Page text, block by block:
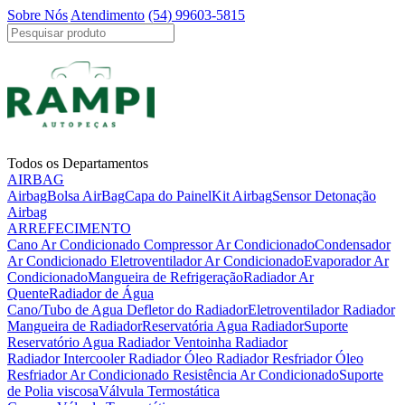
Sobre Nós Atendimento (54) 99603-5815
Todos os Departamentos
AIRBAG
AirbagBolsa AirBagCapa do PainelKit AirbagSensor Detonação
Airbag
ARREFECIMENTO
Cano Ar Condicionado Compressor Ar CondicionadoCondensador
Ar Condicionado Eletroventilador Ar CondicionadoEvaporador Ar
CondicionadoMangueira de RefrigeraçãoRadiador Ar
QuenteRadiador de Água
Cano/Tubo de Agua Defletor do RadiadorEletroventilador Radiador
Mangueira de RadiadorReservatória Agua RadiadorSuporte
Reservatório Agua RadiadorVentoinha Radiador
Radiador IntercoolerRadiador Óleo Radiador Resfriador Óleo
Resfriador Ar Condicionado Resistência Ar CondicionadoSuporte
de Polia viscosaVálvula Termostática